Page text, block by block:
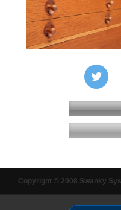
Copyright © 2008 Swanky